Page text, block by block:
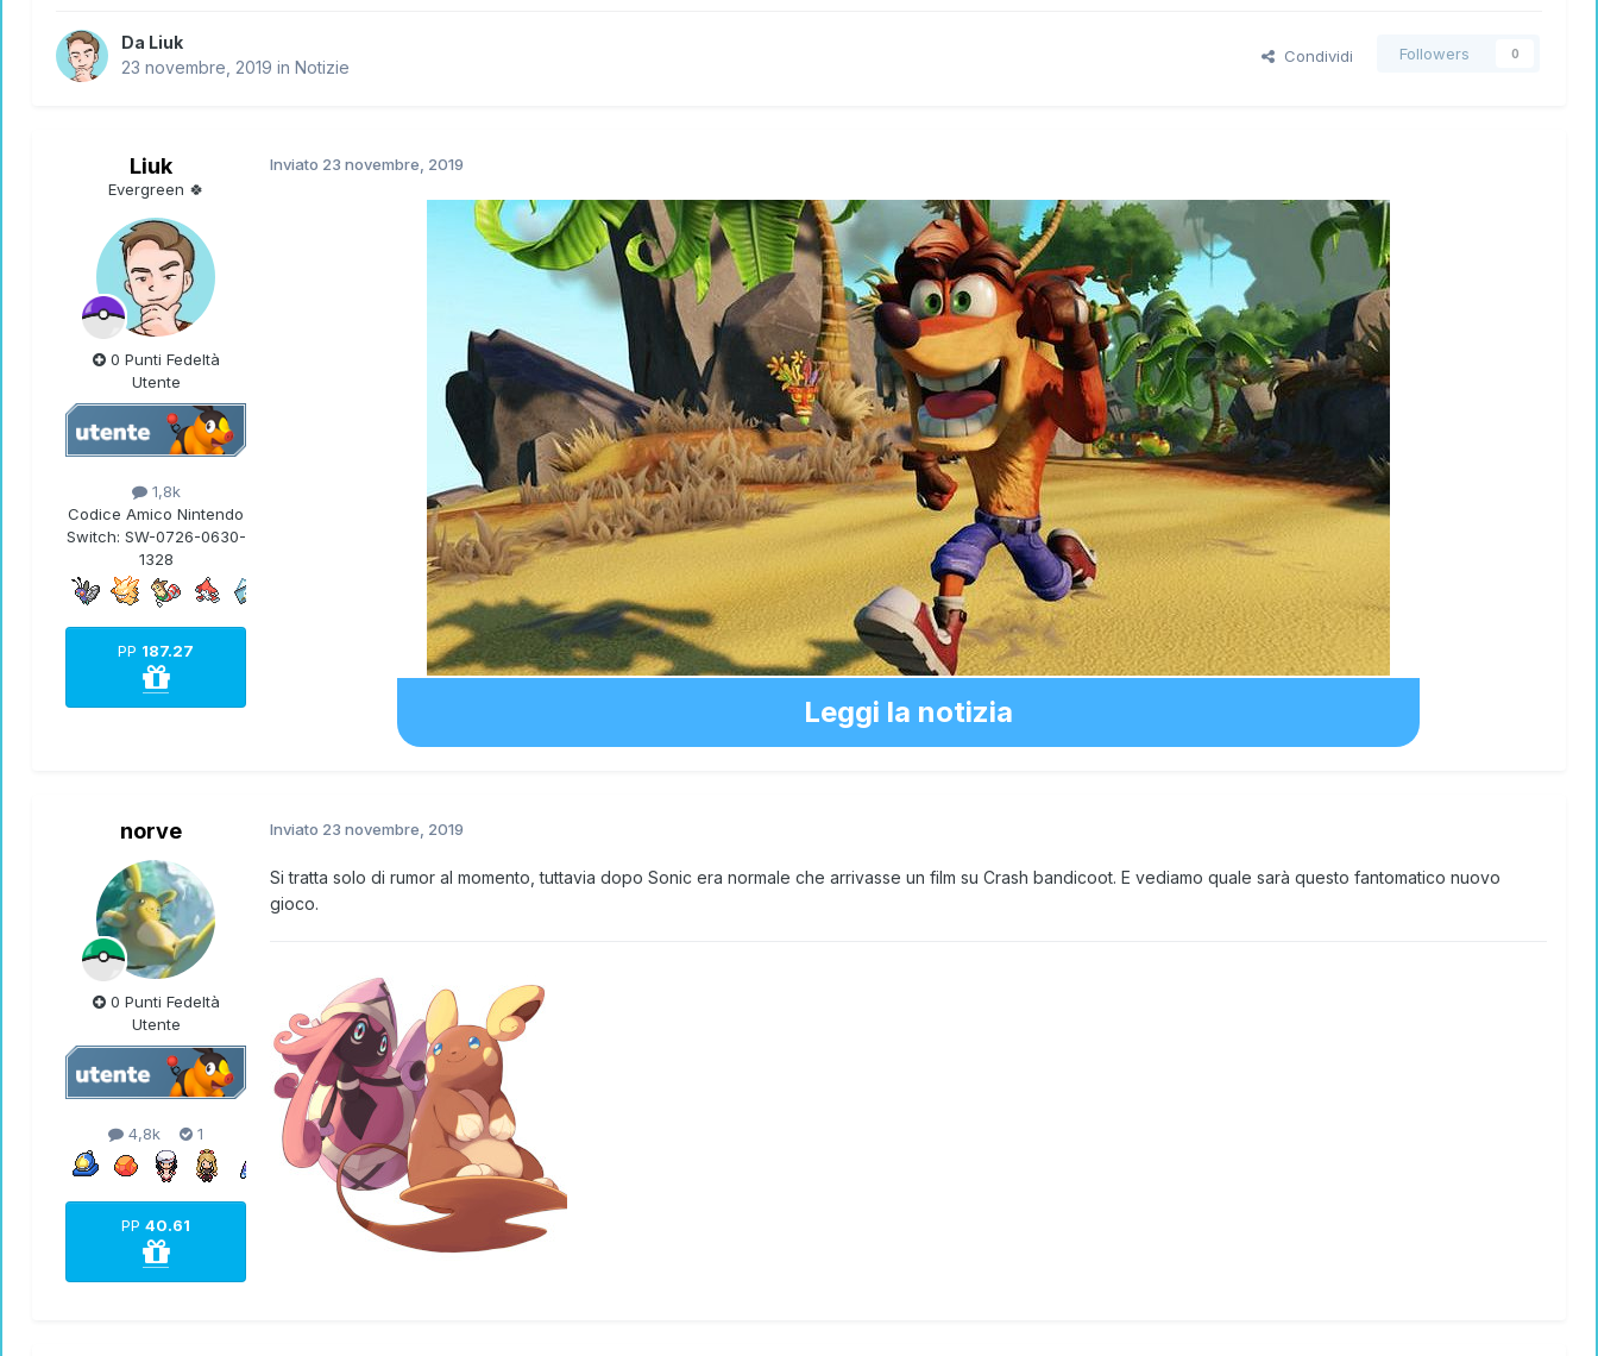
Da Liuk
23 novembre, 2019 in Notizie
Condividi Followers 0
Liuk
Evergreen 🍀
0 Punti Fedeltà
Utente
1,8k
Codice Amico Nintendo
Switch: SW-0726-0630-
1328
PP 187.27
Inviato 23 novembre, 2019
Leggi la notizia
norve
0 Punti Fedeltà
Utente
4,8k 1
PP 40.61
Inviato 23 novembre, 2019
Si tratta solo di rumor al momento, tuttavia dopo Sonic era normale che arrivasse un film su Crash bandicoot. E vediamo quale sarà questo fantomatico nuovo
gioco.